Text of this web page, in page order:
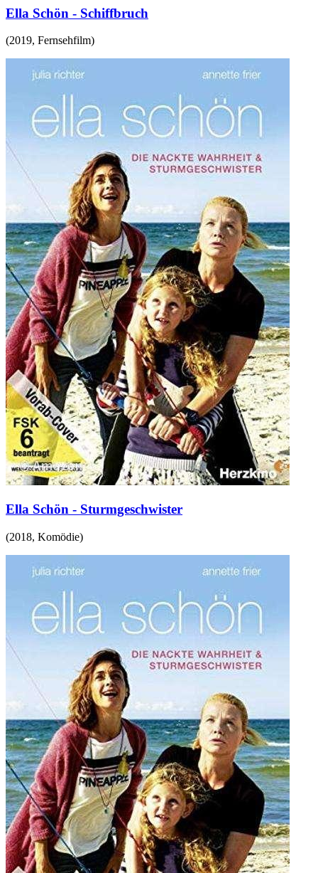
Ella Schön - Schiffbruch
(2019, Fernsehfilm)
Ella Schön - Sturmgeschwister
(2018, Komödie)